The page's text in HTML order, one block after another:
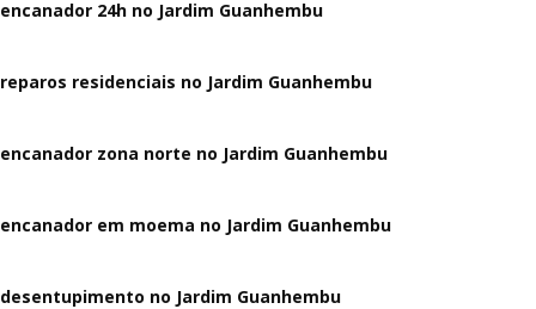
encanador 24h no Jardim Guanhembu
reparos residenciais no Jardim Guanhembu
encanador zona norte no Jardim Guanhembu
encanador em moema no Jardim Guanhembu
desentupimento no Jardim Guanhembu